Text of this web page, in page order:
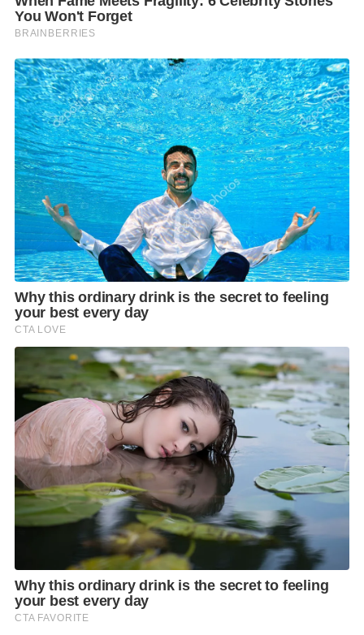
หรือกางเกงสำหรับนักวิ่งที่ต้องการทำความเร็วอย่าง
รุ่นSpeed Model
สะเทือนจากด้านข้าง ซึ่งให้ความกระชับต้นขา ข้อต่อ
สะโพก และเนื้อผ้าไร้ตะเข็บ และกางเกงตัวท้อปที่ห้าม
พลาดอย่าง รุ่นGenerator Revolutionไร้รอยต่อ น้ำ
หนักเบากว่ารุ่นปกติถึง14% จะช่วยในเรื่องลดการเสียดสี
ขณะเคลื่อนไหว ช่วยให้เล่นกีฬาได้ยาวนานขึ้น บอกได้คำ
เดียวว่าต้องจัด! พิเศษสำหรับสมาชิก สามารถใช้เป็น
ส่วนลดเพิ่มได้จากส่วนลดปกติ20%
สามารถสมัครเข้าร่วมกิจกรรมได้ตั้งแต่วัน
ที่14มกราคม2565–20กุมภาพันธ์2565พร้อมกลับมา
มีหัวใจที่แข็งแรงอีกครั้ง “Be a better youให้การวิ่ง
เปลี่ยนคุณ เป็นคนใหม่ที่ดีขึ้น”
ได้ที่ https race thai
อย่าลืมมาช้อปCW–Xที่จะช่วยให้การวิ่งนี้สนุกขึ้น ได้แล้ว
วันที่14มกราคม2565–28กุมภาพันธ์ 2565ที่ร้าน
ค้าCW– Xสาขาสเตเดียมวัน,ศูนย์การค้าซีคอน
ศรีนครินทร์, ห้างสรรสินค้าเจพาร์ค ศรีราชา, ศูนย์การค้า
ยูดีทาวน์ อุดรธานี และศูนย์การค้าซีคอนบางแค สามารถ
สอบถามรายละเอียดเพิ่มเติมได้ที่www.cw-x.co.th,
Facebook:CW–X Thailand, Line @CWX.thโทร
02
296 9979เงื่อนไขเป็นไปตามบริษัทฯ กำหนด